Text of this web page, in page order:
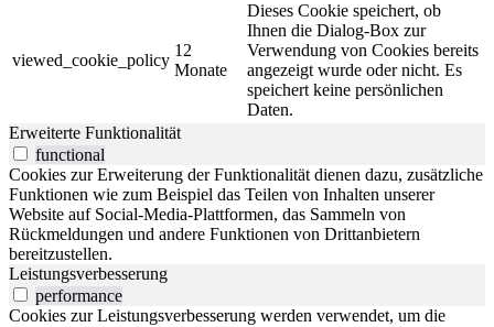
viewed_cookie_policy
12
Monate
Dieses Cookie speichert, ob
Ihnen die Dialog-Box zur
Verwendung von Cookies bereits
angezeigt wurde oder nicht. Es
speichert keine persönlichen
Daten.
Erweiterte Funktionalität
functional
Cookies zur Erweiterung der Funktionalität dienen dazu, zusätzliche
Funktionen wie zum Beispiel das Teilen von Inhalten unserer
Website auf Social-Media-Plattformen, das Sammeln von
Rückmeldungen und andere Funktionen von Drittanbietern
bereitzustellen.
Leistungsverbesserung
performance
Cookies zur Leistungsverbesserung werden verwendet, um die